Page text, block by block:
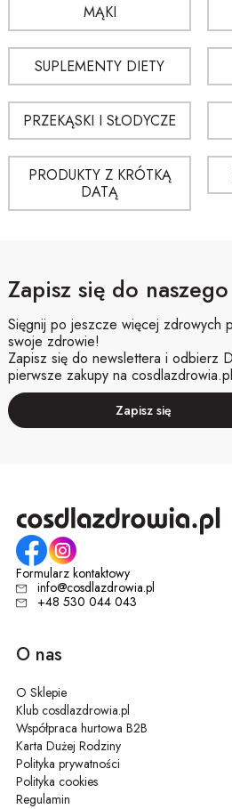
produktu do swoich potrzeb.
Czy sosy nadają się do
W wielu przypadkach tak, ale najlepiej
sposobem użycia podanym przez
MĄKI
SUPLEMENTY DIETY
PRZEKĄSKI I SŁODYCZE
PRODUKTY Z KRÓTKĄ
DATĄ
Zapisz się do
Sięgnij po jeszcze więcej zdrowych
swoje zdrowie!
Zapisz się do newslettera i odbierz
pierwsze zakupy na cosdlazdrowia.pl
Zapisz się
Formularz kontaktowy
info@cosdlazdrowia.pl
+48 530 044 043
O nas
O Sklepie
Klub cosdlazdrowia.pl
Współpraca hurtowa B2B
Karta Dużej Rodziny
Polityka prywatności
Polityka cookies
Regulamin